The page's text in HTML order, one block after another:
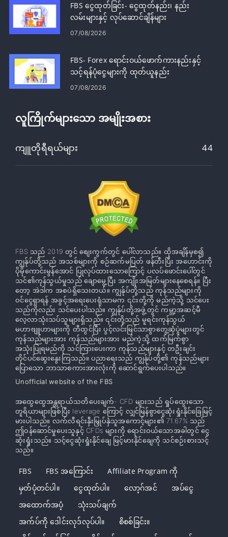
FBS ငွေထုတ်ခြင်း- ငွေထုတ်နည်း၊ နည်း
လမ်းများနှင့် လုပ်ဆောင်ချိန်များ
07/08/2026
FBS- Forex ရောင်းဝယ်ဖောက်ကားနည်းနှင့်
သင့်ရန်ပုံငွေများကို ထုတ်ယူနည်း
07/08/2026
လူကြိုက်များသော အမျိုးအစား
ကျူတိုရီရယ်များ 44
FBS သည် 2019 တွင် စျေးကွက်တွင် ပေါ်လာသည်။ ထိုအချိန်မှစ၍
ကျွန်ုပ်တို့သည် အသစ်များကို စဉ်ဆက်မပြတ် ဖန်တီးပြီး အဟောင်းကို
ပိုမိုကောင်းမွန်အောင် ပြုလုပ်ထားသောကြောင့် ပလပ်ဖောင်းပေါ်တွင်
သင်၏ကုန်သွယ်မှုသည် ချောမွေ့ပြီး အကျိုးအမြတ်များနေစေရန်။ ပြီး
တော့ အဲဒါက အစပဲရှိသေးတယ်။ ကျွန်ုပ်တို့သည် ကုန်သည်များကို
ဝင်ငွေရှာရန် အခွင့်အရေးပေးရုံသာမက ၎င်းတို့ကို မည်ကဲ့သို့ သင်ပေး
သည်ကိုလည်း သင်ပေးပါသည်။ ကျွန်ုပ်တို့အဖွဲ့တွင် ကမ္ဘာ့အဆင့်မီ
လေ့လာသုံးသပ်သူများရှိသည်။ ၎င်းတို့သည် မူရင်းကုန်သွယ်
မဟာဗျူဟာများကို တီထွင်ပြီး ပွင့်လင်းမြင်သာစွာတွေ့ဆုံပွဲများတွင်
ကုန်သည်များအား ကုန်သည်များအား မည်ကဲ့သို့ ထက်မြက်စွာ
အသုံးပြုရမည်ကို သင်ကြားပေးကာ ကုန်သည်များနှင့် တဦးချင်း
တိုင်ပင်ဆွေးနွေးကြသည်။ ပညာရေးသည် ကျွန်ုပ်တို့၏ ကုန်သည်များ
ပြောသော ဘာသာစကားအားလုံးကို ဆောင်ရွက်ပေးပါသည်။
Unofficial website of the FBS
အထွေထွေအန္တရာယ်သတိပေးချက်- CFD များသည် ရှုပ်ထွေးသော
တူရိယာများဖြစ်ပြီး leverage ကြောင့် လျှင်မြန်စွာငွေဆုံးရှုံးနိုင်ခြေမြင့်
မားပါသည်။ လက်လီရင်းနှီးမြှုပ်နှံသူအကောင့်များ၏ 71.67% သည်
ဤဝန်ဆောင်မှုပေးသူနှင့် CFDs များကို ရောင်းဝယ်သောအခါတွင် ငွေ
ဆုံးရှုံးသည်။ သင့်ငွေဆုံးရှုံးနိုင်ချေ မြင့်မားနိုင်ချေကို သင်စဉ်းစားသင့်
သည်။
FBS FBS အကြောင်း
Affiliate Program ကို
မှတ်ပုံတင်ပါ။
ငွေထုတ်ပါ။ လော့ဂ်အင်
အပ်ငွေ
အထောက်အပံ့
သုံးသပ်ချက်
အက်ပ်ကို ဒေါင်းလုဒ်လုပ်ပါ။
စိစစ်ခြင်း။